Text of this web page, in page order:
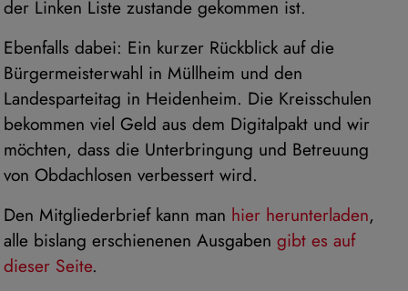
der Linken Liste zustande gekommen ist.
Ebenfalls dabei: Ein kurzer Rückblick auf die
Bürgermeisterwahl in Müllheim und den
Landesparteitag in Heidenheim. Die Kreisschulen
bekommen viel Geld aus dem Digitalpakt und wir
möchten, dass die Unterbringung und Betreuung
von Obdachlosen verbessert wird.
Den Mitgliederbrief kann man hier herunterladen,
alle bislang erschienenen Ausgaben gibt es auf
dieser Seite.